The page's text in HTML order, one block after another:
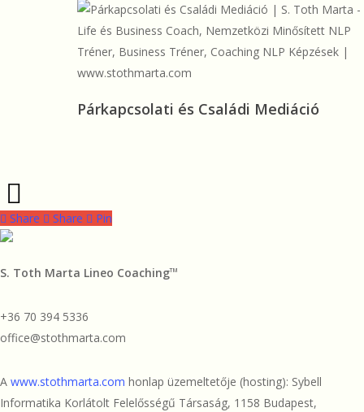
Párkapcsolati
Párkapcsolati és Családi Mediáció
Share
Share
Share Pin
S. Toth Marta Lineo CoachingTM
+36 70 394 5336
office@stothmarta.com
A www.stothmarta.com honlap üzemeltetője (hosting): Sybell
Informatika Korlátolt Felelősségű Társaság, 1158 Budapest,